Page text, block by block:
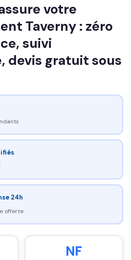
votre
Taverny : zéro
suivi
devis gratuit sous
24h
offerte
NF